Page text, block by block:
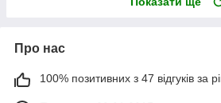
Про нас
100% позитивних з 47 відгуків за